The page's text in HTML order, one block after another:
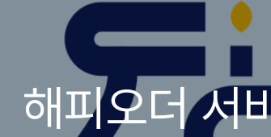
해피오더 서